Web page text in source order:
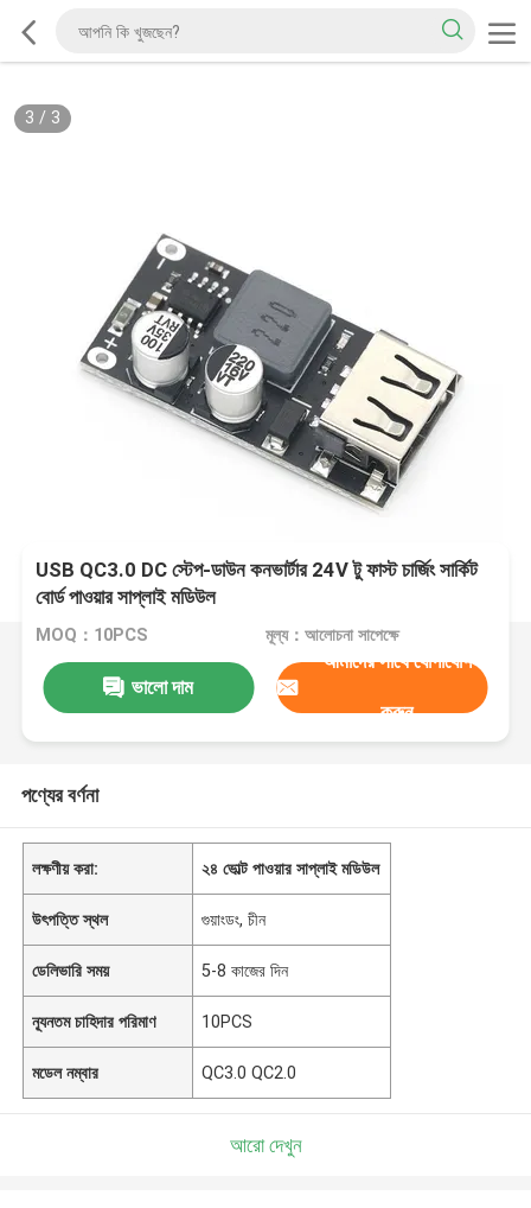
3 / 3
USB QC3.0 DC স্টেপ-ডাউন কনভার্টার 24V টু ফাস্ট চার্জিং সার্কিট
বোর্ড পাওয়ার সাপ্লাই মডিউল
MOQ：10PCS মূল্য：আলোচনা সাপেক্ষে
ভালো দাম
আমাদের সাথে যোগাযোগ
করুন
পণ্যের বর্ণনা
লক্ষণীয় করা: ২৪ ভোল্ট পাওয়ার সাপ্লাই মডিউল
উৎপত্তি স্থল গুয়াংডং, চীন
ডেলিভারি সময় 5-8 কাজের দিন
ন্যূনতম চাহিদার পরিমাণ 10PCS
মডেল নম্বার QC3.0 QC2.0
আরো দেখুন